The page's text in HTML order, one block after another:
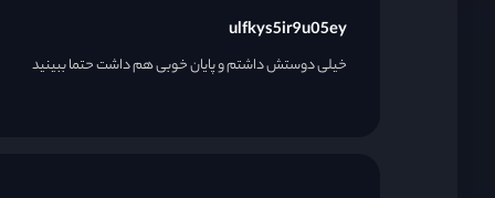
قسمت 32
ulfkys5ir9u05ey
خیلی دوستش داشتم و پایان خوبی هم داشت حتما ببینید